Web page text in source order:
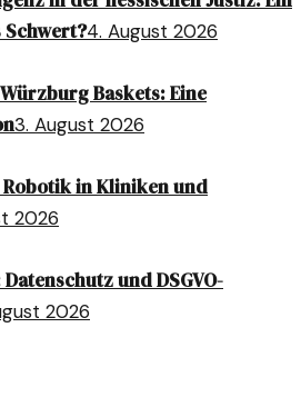
4. August 2026
Baskets: Eine
3. August 2026
in Kliniken und
2026
und DSGVO-
2026